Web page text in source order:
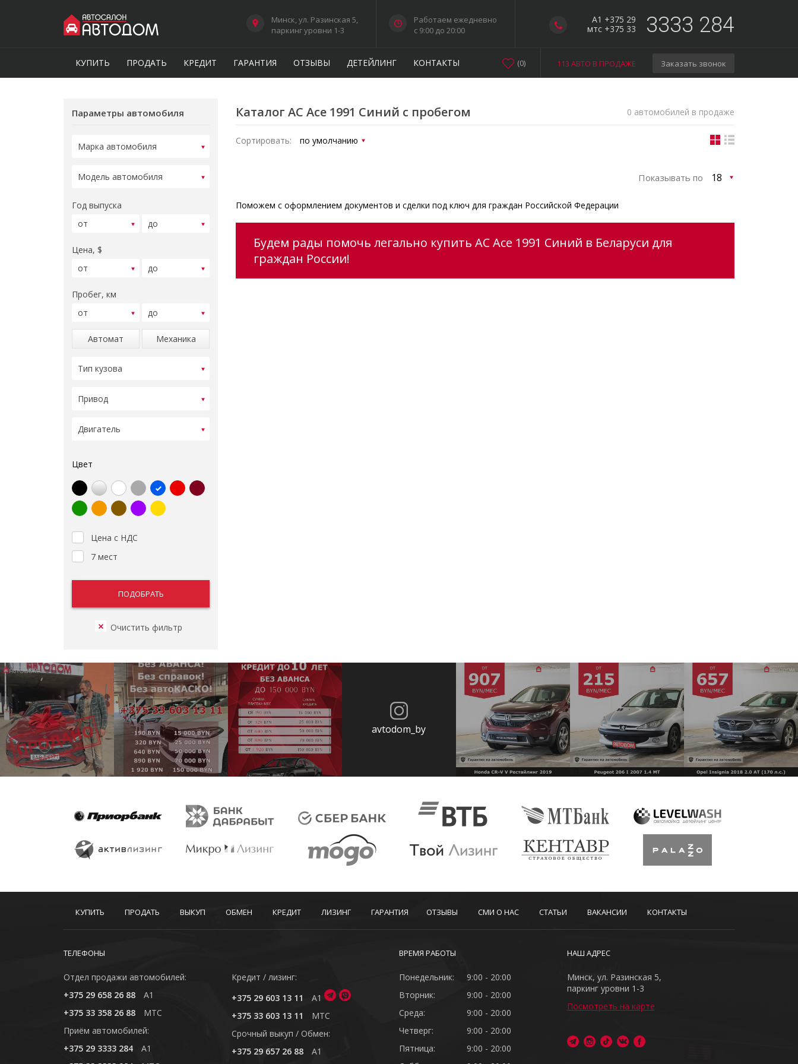
A1 +375 29
мтс +375 33
3333 284
Минск, ул. Разинская 5,
паркинг уровни 1-3
Работаем ежедневно
c 9:00 до 20:00
КУПИТЬ ПРОДАТЬ КРЕДИТ ГАРАНТИЯ ОТЗЫВЫ ДЕТЕЙЛИНГ КОНТАКТЫ 113 АВТО В ПРОДАЖЕ Заказать звонок
(0)
Параметры автомобиля
Год выпуска
Цена, $
Пробег, км
Автомат Механика
Цвет
Цена с НДС
7 мест
Каталог AC Ace 1991 Синий с пробегом 0 автомобилей в продаже
Сортировать:
Показывать по
Поможем с оформлением документов и сделки под ключ для граждан Российской Федерации
Будем рады помочь легально купить AC Ace 1991 Синий в Беларуси для
граждан России!
avtodom_by
КУПИТЬ ПРОДАТЬ ВЫКУП ОБМЕН КРЕДИТ ЛИЗИНГ ГАРАНТИЯ ОТЗЫВЫ СМИ О НАС СТАТЬИ ВАКАНСИИ КОНТАКТЫ
ТЕЛЕФОНЫ
Отдел продажи автомобилей:
+375 29 658 26 88
A1
+375 33 358 26 88
MTC
Приём автомобилей:
+375 29 3333 284
A1
Кредит / лизинг:
+375 29 603 13 11
A1
+375 33 603 13 11
MTC
Cрочный выкуп / Обмен:
+375 29 657 26 88
A1
ВРЕМЯ РАБОТЫ
Понедельник:
9:00 - 20:00
Вторник:
9:00 - 20:00
Среда:
9:00 - 20:00
Четверг:
9:00 - 20:00
Пятница:
9:00 - 20:00
НАШ АДРЕС
Минск, ул. Разинская 5,
паркинг уровни 1-3
Посмотреть на карте